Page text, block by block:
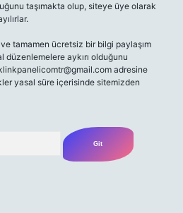
taşımakta olup, siteye üye olarak
tamamen ücretsiz bir bilgi paylaşım
aykırı olduğunu
adresine
yasal süre içerisinde sitemizden